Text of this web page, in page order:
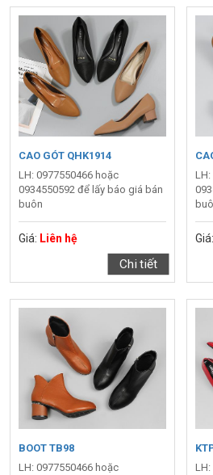
CAO GÓT QHK1914
LH: 0977550466 hoặc
0934550592 để lấy báo giá bán
buôn
Giá: Liên hệ
Chi tiết
Giá:
BOOT TB98
LH: 0977550466 hoặc